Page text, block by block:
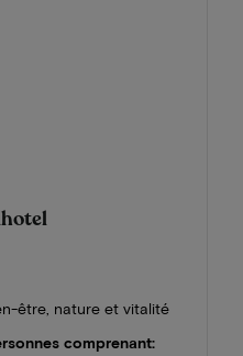
être, nature et vitalité
comprenant: